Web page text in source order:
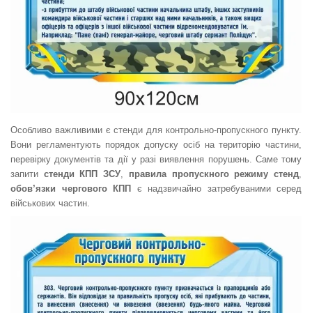
Особливо важливими є стенди для контрольно-пропускного пункту.
Вони регламентують порядок допуску осіб на територію частини,
перевірку документів та дії у разі виявлення порушень. Саме тому
запити стенди КПП ЗСУ правила пропускного режиму стенд
обов’язки чергового КПП
є надзвичайно затребуваними серед
військових частин.